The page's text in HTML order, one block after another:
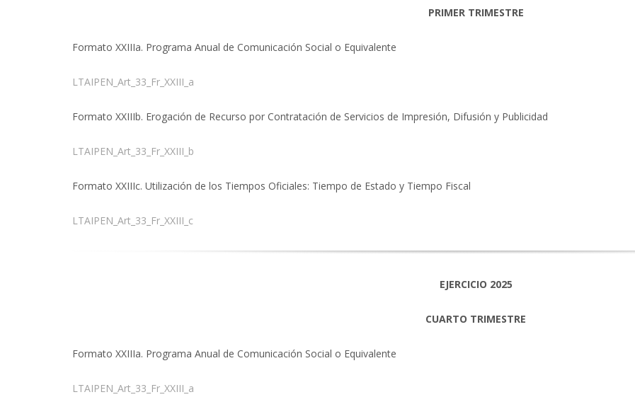
PRIMER TRIMESTRE
Formato XXIIIa. Programa Anual de Comunicación Social o Equivalente
LTAIPEN_Art_33_Fr_XXIII_a
Formato XXIIIb. Erogación de Recurso por Contratación de Servicios de Impresión, Difusión y Publicidad
LTAIPEN_Art_33_Fr_XXIII_b
Formato XXIIIc. Utilización de los Tiempos Oficiales: Tiempo de Estado y Tiempo Fiscal
LTAIPEN_Art_33_Fr_XXIII_c
EJERCICIO 2025
CUARTO TRIMESTRE
Formato XXIIIa. Programa Anual de Comunicación Social o Equivalente
LTAIPEN_Art_33_Fr_XXIII_a